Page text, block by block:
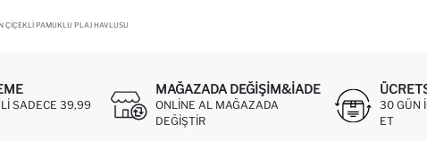
ÇIÇEKLI PAMUKLU PLAJ HAVLUSU
SADECE 39,99
MAĞAZADA DEĞIŞIM&İADE
ONLINE AL MAĞAZADA
DEĞIŞTIR
30 GÜN
ET